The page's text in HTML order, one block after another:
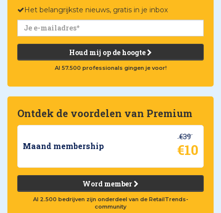
Het belangrijkste nieuws, gratis in je inbox
Houd mij op de hoogte
Al 57.500 professionals gingen je voor!
Ontdek de voordelen van Premium
Maand membership
€39
€10
Word member
Al 2.500 bedrijven zijn onderdeel van de RetailTrends-
community